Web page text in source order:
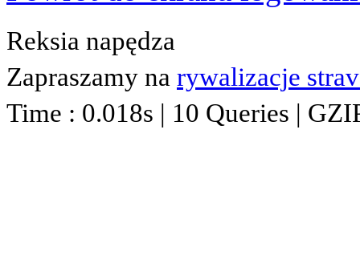
Reksia napędza
Zapraszamy na rywalizacje
Time : 0.018s | 10 Queries |